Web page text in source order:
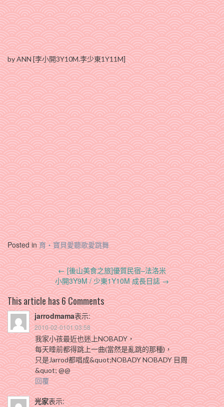
by ANN [李小開3Y10M.李少東1Y11M]
Posted in育‧寶貝愛聽歌愛跳舞
Post
navigation
←[後山美食之旅]優質民宿–法洛米
小開3Y9M / 少東1Y10M 成長日誌→
This article has 6 Comments
jarrodmama表示:
2010-02-0101:03:58
我家小孩最近也迷上NOBADY，
每天睡前都得跳上一曲(當然是亂跳的那種)，
只是Jarrod都唱成&quot;NOBADY NOBADY 目周
&quot; @@
回覆
光家表示: